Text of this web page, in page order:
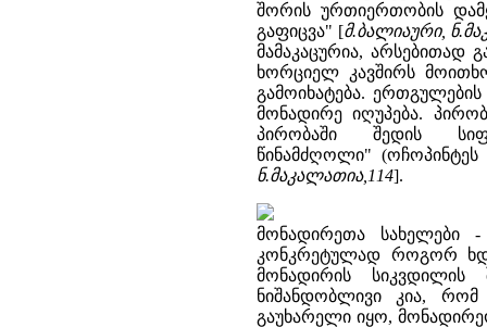
შორის ურთიერთობის
გაფიცვა" [მ.ბალიაური,
მამაკაცურია, არსებითად
ხორციელ კავშირს
გამოიხატება.
მონადირე იღუპება.
პირობაში შედის
წინამძღოლი"
ნ.მაკალათია,114].
მონადირეთა სახელები -
კონკრეტულად როგორ
მონადირის
ნიშანდობლივი კია, რომ
გაუხარელი იყო,